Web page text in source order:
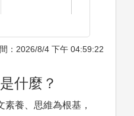
：2026/8/4 下午 04:59:22
什麼？
養、思維為根基，